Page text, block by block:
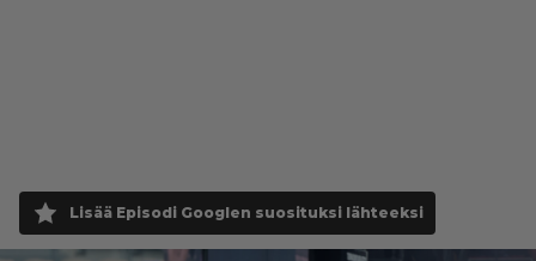
Lisää Episodi Googlen suosituksi lähteeksi